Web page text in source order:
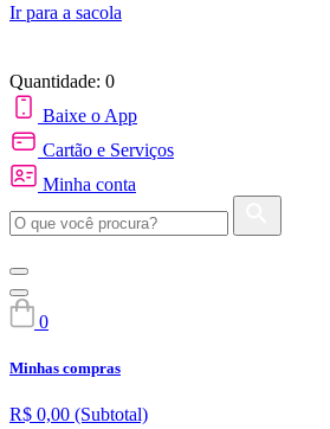
Ir para a sacola
Quantidade: 0
Baixe o App
Cartão e Serviços
Minha conta
0
Minhas compras
R$ 0,00 (Subtotal)